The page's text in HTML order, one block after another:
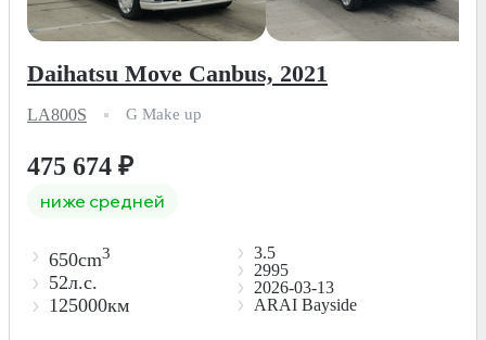
Daihatsu Move Canbus, 2021
LA800S G Make up
475 674 ₽
ниже средней
650cm3
52л.с.
125000км
3.5
2995
2026-03-13
ARAI Bayside